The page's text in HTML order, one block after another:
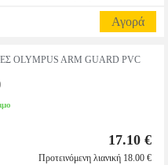
Αγορά
OLYMPUS ARM GUARD PVC
17.10 €
Προτεινόμενη λιανική 18.00 €